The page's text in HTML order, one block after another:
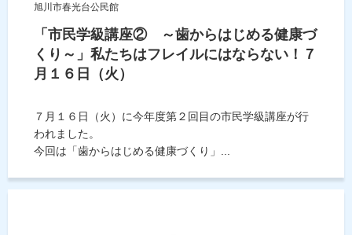
旭川市春光台公民館
「市民学級講座② ～歯からはじめる健康づ
くり～」私たちはフレイルにはならない！７
月１６日（火）
７月１６日（火）に今年度第２回目の市民学級講座が行
われました。
今回は「歯からはじめる健康づくり」...